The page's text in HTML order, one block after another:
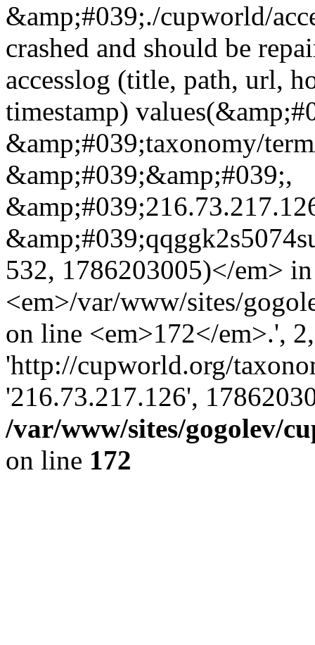
&amp;#039;./cupworld/
crashed and should be
accesslog (title, path, url,
timestamp)
&amp;#039;taxonomy/
&amp;#039;&amp;#039;,
532, 1786203005)</em> in
<em>/var/www/sites/
on line <em>172</em>.',
'http://cupworld.org/
'216.73.217.126',
/var/www/sites/gogolev/
on line 172